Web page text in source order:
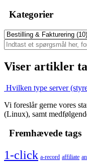
Kategorier
Viser artikler
Hvilken type server
Vi foreslår gerne vores
(Linux), samt
Fremhævede tags
1-click a-record affiliate